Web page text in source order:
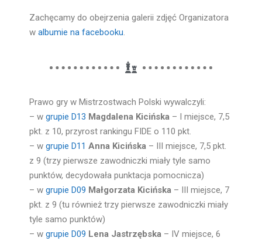
Zachęcamy do obejrzenia galerii zdjęć Organizatora
w albumie na facebooku.
Prawo gry w Mistrzostwach Polski wywalczyli:
– w grupie D13 Magdalena Kicińska – I miejsce, 7,5
pkt. z 10, przyrost rankingu FIDE o 110 pkt.
– w grupie D11 Anna Kicińska – III miejsce, 7,5 pkt.
z 9 (trzy pierwsze zawodniczki miały tyle samo
punktów, decydowała punktacja pomocnicza)
– w grupie D09 Małgorzata Kicińska – III miejsce, 7
pkt. z 9 (tu również trzy pierwsze zawodniczki miały
tyle samo punktów)
– w grupie D09 Lena Jastrzębska – IV miejsce, 6